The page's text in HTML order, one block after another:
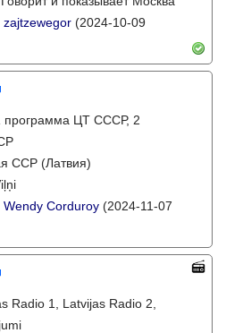
zajtzewegor (2024-10-09
программа ЦТ СССР, 2
ССР (Латвия)
Wendy Corduroy (2024-11-07
Radio 1, Latvijas Radio 2,